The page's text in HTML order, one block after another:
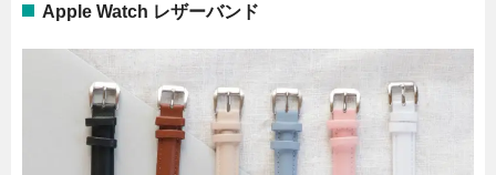
Apple Watch レザーバンド